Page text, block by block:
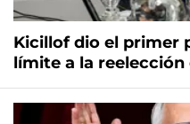
Kicillof dio el primer
límite a la